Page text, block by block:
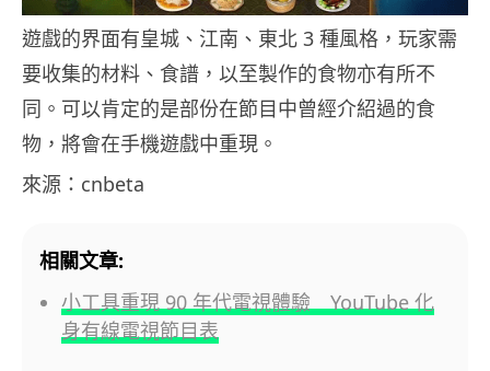
遊戲的界面有皇城、江南、東北 3 種風格，玩家需
要收集的材料、食譜，以至製作的食物亦有所不
同。可以肯定的是部份在節目中曾經介紹過的食
物，將會在手機遊戲中重現。
來源：cnbeta
相關文章:
小工具重現 90 年代電視體驗 YouTube 化
身有線電視節目表